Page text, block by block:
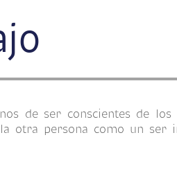
de ser conscientes de los
otra persona como un ser